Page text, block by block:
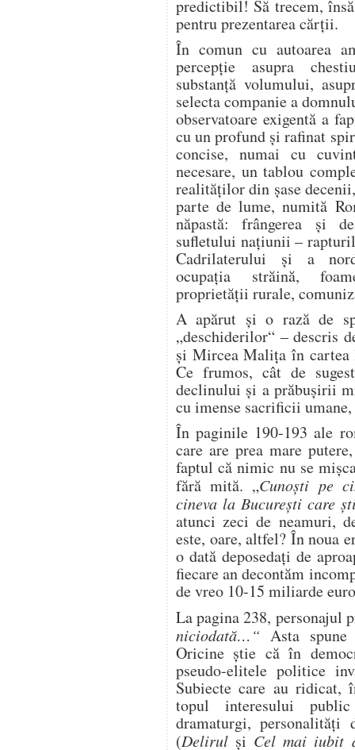
predictibil! Să trecem,
pentru prezentarea cărţii.
În comun cu autoarea
percepţie asupra
substanţă volumului,
selecta companie a
observatoare exigentă a
cu un profund şi rafinat
concise, numai cu
necesare, un tablou
realităţilor din şase
parte de lume, numită
năpastă: frângerea şi
sufletului naţiunii –
Cadrilaterului şi a
ocupaţia străină,
proprietăţii rurale,
A apărut şi o rază de
„deschiderilor“ – descris
şi Mircea Maliţa în
Ce frumos, cât de
declinului şi a prăbuşirii
cu imense sacrificii
În paginile 190-193 ale
care are prea mare
faptul că nimic nu se
fără mită. „Cunoşti pe
cineva la Bucureşti care
atunci zeci de neamuri,
este, oare, altfel? În noua
o dată deposedaţi de
fiecare an decontăm
de vreo 10-15 miliarde
La pagina 238, personajul
niciodată…“ Asta
Oricine ştie că în
pseudo-elitele politice
Subiecte care au ridicat,
topul interesului
dramaturgi,
(Delirul şi Cel mai iubit